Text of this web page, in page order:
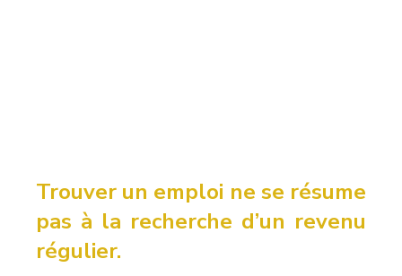
Trouver un emploi ne se résume
pas à la recherche d’un revenu
régulier.